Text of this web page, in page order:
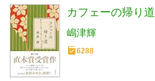
カフェーの帰り道
嶋津輝
6288